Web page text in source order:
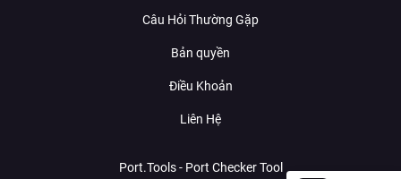
Câu Hỏi Thường Gặp
Bản quyền
Điều Khoản
Liên Hệ
Port.Tools - Port Checker Tool